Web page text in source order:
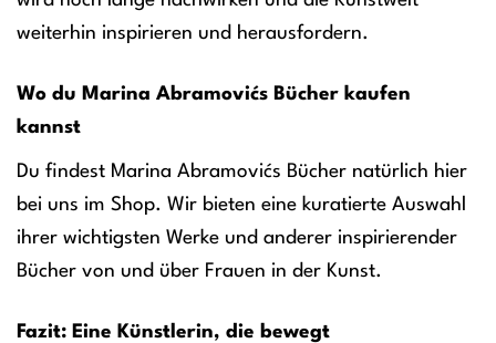
weiterhin inspirieren und herausfordern.
Wo du Marina Abramovićs Bücher kaufen
kannst
Du findest Marina Abramovićs Bücher natürlich hier
bei uns im Shop. Wir bieten eine kuratierte Auswahl
ihrer wichtigsten Werke und anderer inspirierender
Bücher von und über Frauen in der Kunst.
Fazit: Eine Künstlerin, die bewegt